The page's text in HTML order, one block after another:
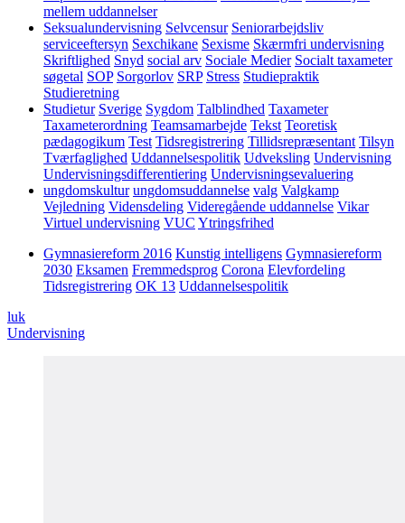
mellem uddannelser
Seksualundervisning Selvcensur Seniorarbejdsliv
serviceeftersyn Sexchikane Sexisme Skærmfri undervisning
Skriftlighed Snyd social arv Sociale Medier Socialt taxameter
søgetal SOP Sorgorlov SRP Stress Studiepraktik
Studieretning
Studietur Sverige Sygdom Talblindhed Taxameter
Taxameterordning Teamsamarbejde Tekst Teoretisk
pædagogikum Test Tidsregistrering Tillidsrepræsentant Tilsyn
Tværfaglighed Uddannelsespolitik Udveksling Undervisning
Undervisningsdifferentiering Undervisningsevaluering
ungdomskultur ungdomsuddannelse valg Valgkamp
Vejledning Vidensdeling Videregående uddannelse Vikar
Virtuel undervisning VUC Ytringsfrihed
Gymnasiereform 2016 Kunstig intelligens Gymnasiereform
2030 Eksamen Fremmedsprog Corona Elevfordeling
Tidsregistrering OK 13 Uddannelsespolitik
luk
Undervisning